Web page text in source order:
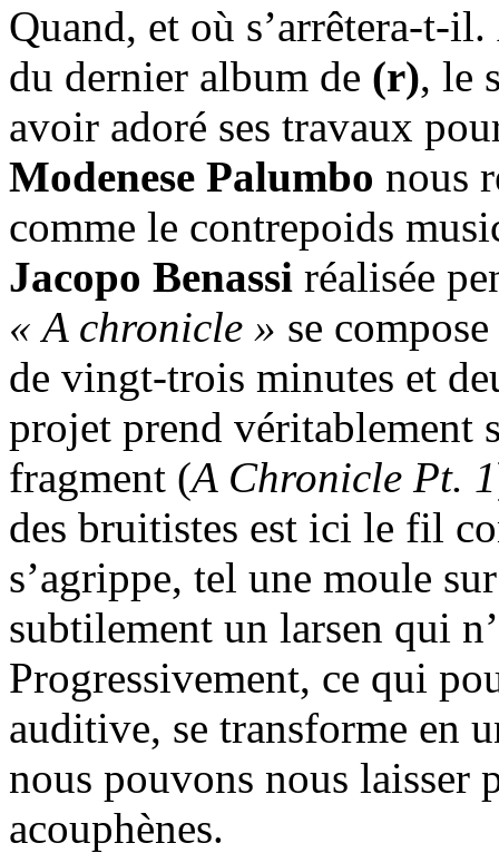
Quand, et où s’arrêtera-t-
du dernier album de (r), le
avoir adoré ses travaux
Modenese Palumbo nous
comme le contrepoids
Jacopo Benassi réalisée
« A chronicle » se
de vingt-trois minutes et
projet prend véritablement
fragment (A Chronicle Pt. 1
des bruitistes est ici le fil
s’agrippe, tel une moule
subtilement un larsen qui
Progressivement, ce qui
auditive, se transforme en
nous pouvons nous laisser
acouphènes.